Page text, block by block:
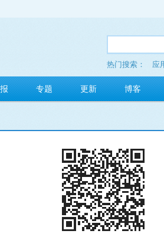
热门搜索： 应
多玩红包
专题 更新 博客